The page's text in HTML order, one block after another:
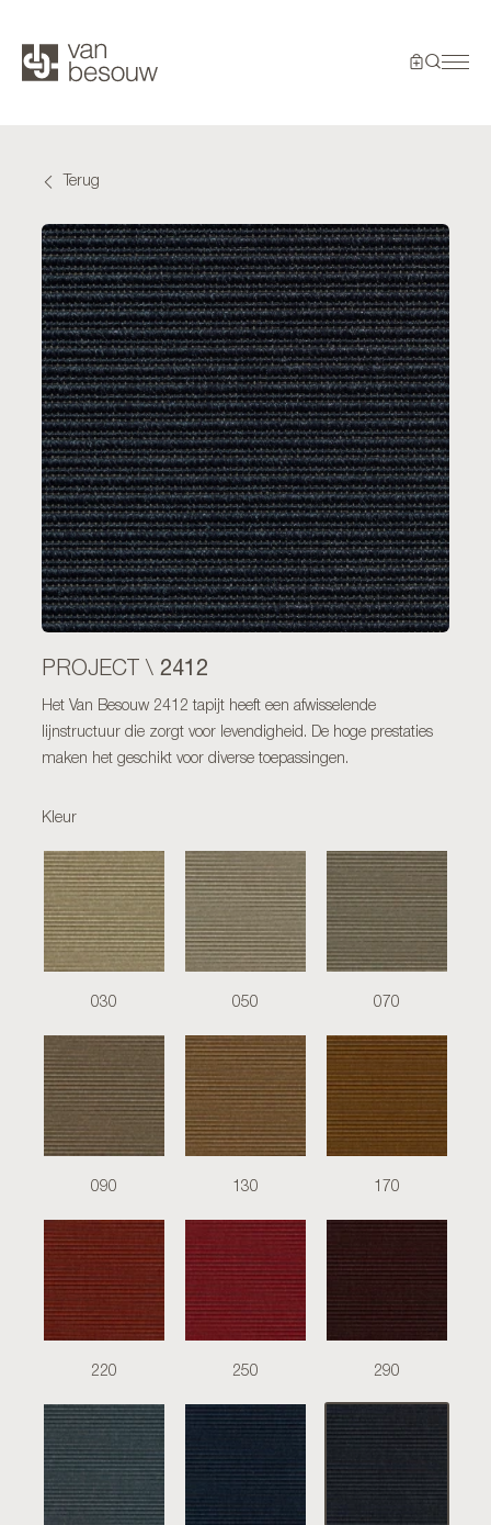
Terug
PROJECT \ 2412
Het Van Besouw 2412 tapijt heeft een afwisselende
lijnstructuur die zorgt voor levendigheid. De hoge prestaties
maken het geschikt voor diverse toepassingen.
Kleur
030 050 070
090 130 170
220 250 290